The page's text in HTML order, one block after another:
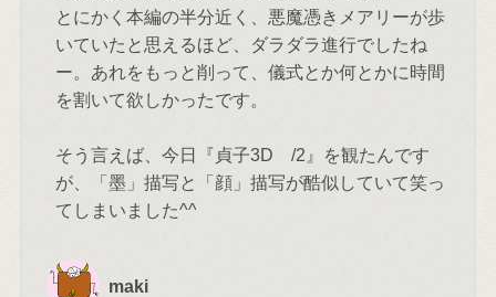
とにかく本編の半分近く、悪魔憑きメアリーが歩
いていたと思えるほど、ダラダラ進行でしたね
ー。あれをもっと削って、儀式とか何とかに時間
を割いて欲しかったです。
そう言えば、今日『貞子3D /2』を観たんです
が、「墨」描写と「顔」描写が酷似していて笑っ
てしまいました^^
maki